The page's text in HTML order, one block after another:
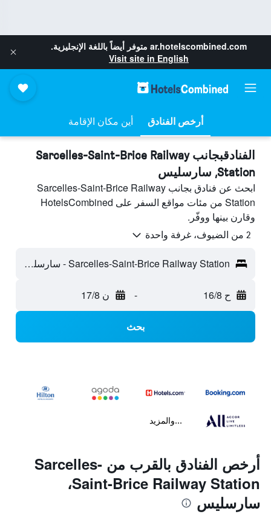
ar.hotelscombined.com متوفر أيضاً باللغة الإنجليزية.
Visit site in English
أرخص الفنادق أين مكان الإقامة
الفنادقبجانب Sarcelles-Saint-Brice Railway
Station, سارسليس
ابحث عن فنادق بجانب Sarcelles-Saint-Brice Railway
Station من مئات مواقع السفر على HotelsCombined
وقارن بينها ووفّر.
2 من الضيوف، غرفة واحدة
Sarcelles-Saint-Brice Railway Station - سارسليس، إقليم فال دواز، فرنسا
ح 16/8 - ن 17/8
بحث
...والمزيد
أرخص الفنادق بالقرب من Sarcelles-
Saint-Brice Railway Station،
سارسليس